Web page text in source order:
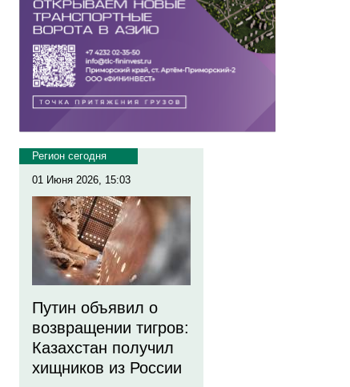
Регион сегодня
01 Июня 2026, 15:03
Путин объявил о
возвращении тигров:
Казахстан получил
хищников из России